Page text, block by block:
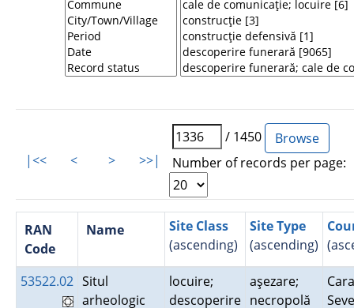
|<< < > >>|
/ 1450
Number of records per page:
RAN
Code
Name
Site Class
(ascending)
Site Type
(ascending)
53522.02 Situl
arheologic
locuire;
descoperire
aşezare;
necropolă